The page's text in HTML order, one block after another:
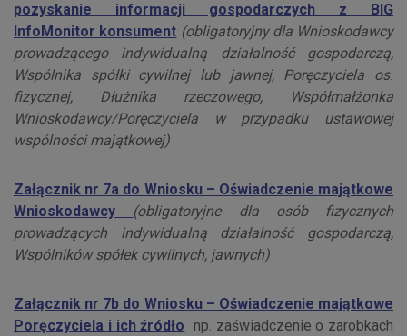
pozyskanie informacji gospodarczych z BIG
InfoMonitor konsument (obligatoryjny dla Wnioskodawcy
prowadzącego indywidualną działalność gospodarczą,
Wspólnika spółki cywilnej lub jawnej, Poręczyciela os.
fizycznej, Dłużnika rzeczowego, Współmałżonka
Wnioskodawcy/Poręczyciela w przypadku ustawowej
wspólności majątkowej)
Załącznik nr 7a do Wniosku – Oświadczenie majątkowe
Wnioskodawcy (obligatoryjne dla osób fizycznych
prowadzących indywidualną działalność gospodarczą,
Wspólników spółek cywilnych, jawnych)
Załącznik nr 7b do Wniosku – Oświadczenie majątkowe
Poręczyciela i ich źródło np. zaświadczenie o zarobkach